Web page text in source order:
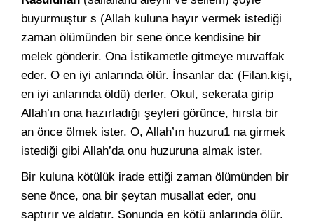
buyurmuştur s (Allah kuluna hayır vermek istediği
zaman ölümünden bir se­ne önce kendisine bir
melek gönderir. Ona İstikametle gitmeye mu­vaffak
eder. O en iyi anlarında ölür. İnsanlar da: (Filan.kişi,
en iyi anlarında öldü) derler. Okul, sekerata girip
Allah’ın ona hazırladığı şeyleri görünce, hırsla bir
an önce ölmek ister. O, Allah’ın huzuru1 na girmek
istediği gibi Allah’da onu huzuruna almak ister.
Bir kuluna kötülük irade ettiği zaman ölümünden bir
sene önce, ona bir şeytan musallat eder, onu
saptırır ve aldatır. Sonunda en kö­tü anlarında ölür.